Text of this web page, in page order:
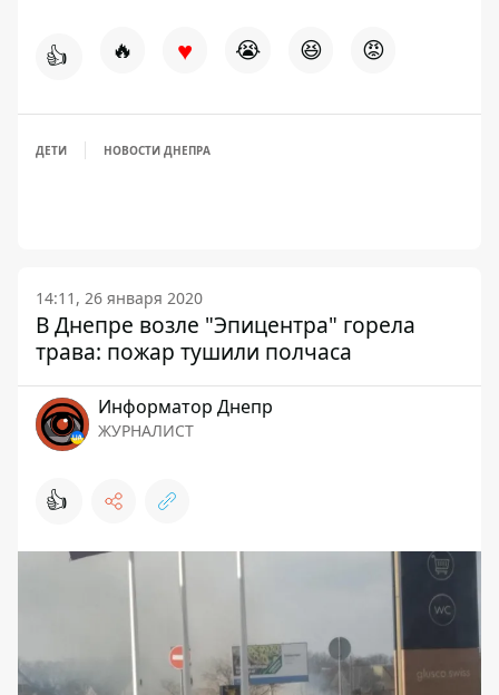
👍 🔥 ♥ 😭 😆 😡
ДЕТИ НОВОСТИ ДНЕПРА
14:11, 26 января 2020
В Днепре возле "Эпицентра" горела
трава: пожар тушили полчаса
Информатор Днепр
ЖУРНАЛИСТ
👍